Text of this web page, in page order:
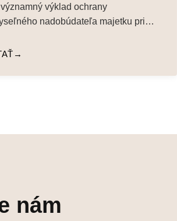
výklad ochrany
nadobúdateľa majetku pri
nám